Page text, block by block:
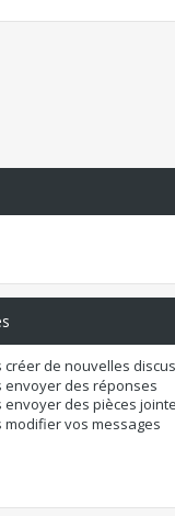
créer de nouvelles
envoyer des réponses
envoyer des pièces
modifier vos messages